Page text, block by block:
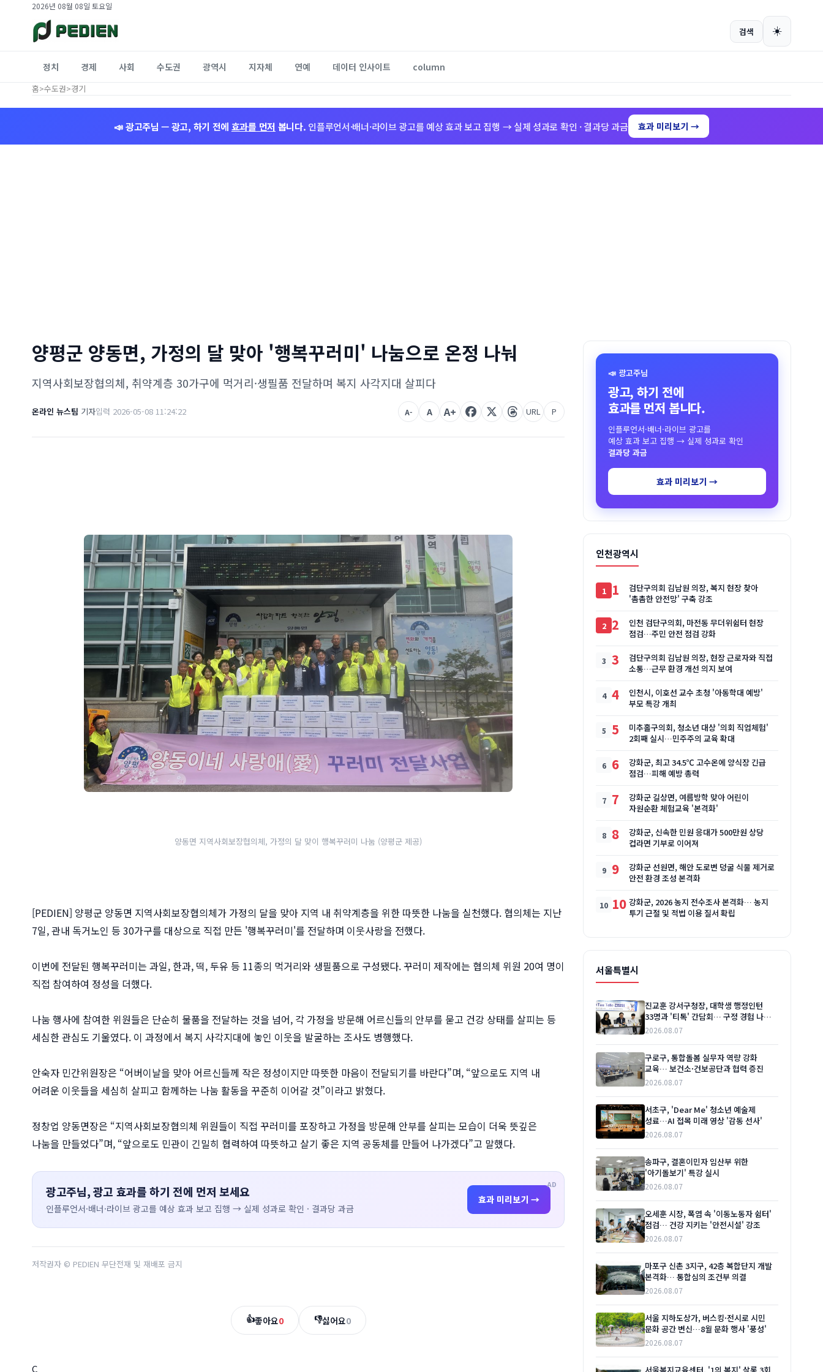
2026년 08월 08일 토요일
검색 ☀️
정치 경제 사회 수도권 광역시 지자체 연예 데이터 인사이트 column
홈>수도권>경기
📣 광고주님 — 광고, 하기 전에 효과를 먼저 봅니다. 인플루언서·배너·라이브 광고를 예상 효과 보고 집행 → 실제 성과로 확인 · 결과당 과금 효과 미리보기 →
양평군 양동면, 가정의 달 맞아 '행복꾸러미' 나눔으로 온정 나눠
지역사회보장협의체, 취약계층 30가구에 먹거리·생필품 전달하며 복지 사각지대 살피다
온라인 뉴스팀 기자입력 2026-05-08 11:24:22 A- A A+ URL P
양동면 지역사회보장협의체, 가정의 달 맞이 행복꾸러미 나눔 (양평군 제공)
[PEDIEN] 양평군 양동면 지역사회보장협의체가 가정의 달을 맞아 지역 내 취약계층을 위한 따뜻한 나눔을 실천했다. 협의체는 지난
7일, 관내 독거노인 등 30가구를 대상으로 직접 만든 '행복꾸러미'를 전달하며 이웃사랑을 전했다.
이번에 전달된 행복꾸러미는 과일, 한과, 떡, 두유 등 11종의 먹거리와 생필품으로 구성됐다. 꾸러미 제작에는 협의체 위원 20여 명이
직접 참여하여 정성을 더했다.
나눔 행사에 참여한 위원들은 단순히 물품을 전달하는 것을 넘어, 각 가정을 방문해 어르신들의 안부를 묻고 건강 상태를 살피는 등
세심한 관심도 기울였다. 이 과정에서 복지 사각지대에 놓인 이웃을 발굴하는 조사도 병행했다.
안숙자 민간위원장은 “어버이날을 맞아 어르신들께 작은 정성이지만 따뜻한 마음이 전달되기를 바란다”며, “앞으로도 지역 내
어려운 이웃들을 세심히 살피고 함께하는 나눔 활동을 꾸준히 이어갈 것”이라고 밝혔다.
정창업 양동면장은 “지역사회보장협의체 위원들이 직접 꾸러미를 포장하고 가정을 방문해 안부를 살피는 모습이 더욱 뜻깊은
나눔을 만들었다”며, “앞으로도 민관이 긴밀히 협력하여 따뜻하고 살기 좋은 지역 공동체를 만들어 나가겠다”고 말했다.
AD
광고주님, 광고 효과를 하기 전에 먼저 보세요
인플루언서·배너·라이브 광고를 예상 효과 보고 집행 → 실제 성과로 확인 · 결과당 과금
효과 미리보기 →
저작권자 © PEDIEN 무단전재 및 재배포 금지
👍좋아요0 👎싫어요0
C
📣 광고주님
광고, 하기 전에
효과를 먼저 봅니다.
인플루언서·배너·라이브 광고를
예상 효과 보고 집행 → 실제 성과로 확인
결과당 과금
효과 미리보기 →
인천광역시
1
검단구의회 김남원 의장, 복지 현장 찾아
'촘촘한 안전망' 구축 강조
2
인천 검단구의회, 마전동 무더위쉼터 현장
점검…주민 안전 점검 강화
3
검단구의회 김남원 의장, 현장 근로자와 직접
소통…근무 환경 개선 의지 보여
4
인천시, 이호선 교수 초청 '아동학대 예방'
부모 특강 개최
5
미추홀구의회, 청소년 대상 '의회 직업체험'
2회째 실시…민주주의 교육 확대
6
강화군, 최고 34.5℃ 고수온에 양식장 긴급
점검…피해 예방 총력
7
강화군 길상면, 여름방학 맞아 어린이
자원순환 체험교육 '본격화'
8
강화군, 신속한 민원 응대가 500만원 상당
컵라면 기부로 이어져
9
강화군 선원면, 해안 도로변 덩굴 식물 제거로
안전 환경 조성 본격화
10 강화군, 2026 농지 전수조사 본격화… 농지
투기 근절 및 적법 이용 질서 확립
서울특별시
진교훈 강서구청장, 대학생 행정인턴
33명과 '티톡' 간담회… 구정 경험 나누고
소통 강화
2026.08.07
구로구, 통합돌봄 실무자 역량 강화
교육… 보건소·건보공단과 협력 증진
2026.08.07
서초구, 'Dear Me' 청소년 예술제
성료…AI 접목 미래 영상 '감동 선사'
2026.08.07
송파구, 결혼이민자 임산부 위한
'아기돌보기' 특강 실시
2026.08.07
오세훈 시장, 폭염 속 '이동노동자 쉼터'
점검… 건강 지키는 '안전시설' 강조
2026.08.07
마포구 신촌 3지구, 42층 복합단지 개발
본격화… 통합심의 조건부 의결
2026.08.07
서울 지하도상가, 버스킹·전시로 시민
문화 공간 변신…8월 문화 행사 '풍성'
2026.08.07